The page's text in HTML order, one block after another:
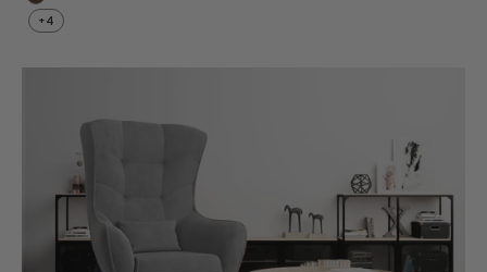
Dunkelbraun
+4